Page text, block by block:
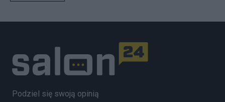
Podziel się swoją opinią